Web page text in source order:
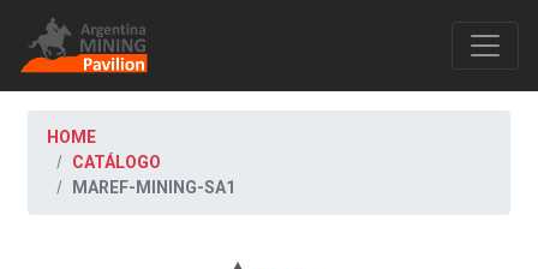
HOME
CATÁLOGO
MAREF-MINING-SA1